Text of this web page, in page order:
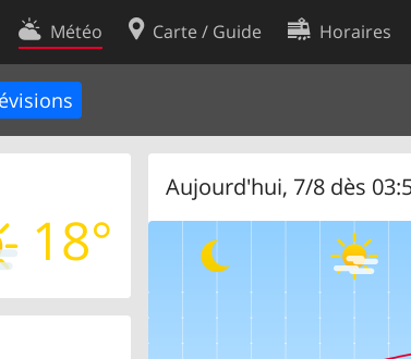
Météo Carte / Guide Horaires
18°
Aujourd'hui, 7/8 dès
Contact
Conditions d’utilisation